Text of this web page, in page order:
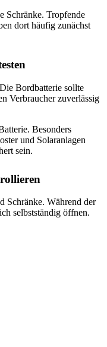
Schränke. Tropfende
dort häufig zunächst
Bordbatterie sollte
Verbraucher zuverlässig
Besonders
und Solaranlagen
sein.
Schränke. Während der
selbstständig öffnen.